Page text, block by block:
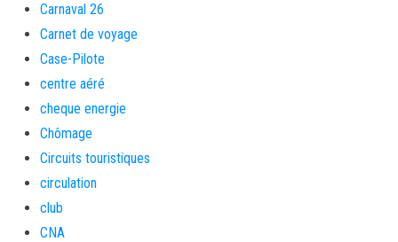
Carnaval 26
Carnet de voyage
Case-Pilote
centre aéré
cheque energie
Chômage
Circuits touristiques
circulation
club
CNA